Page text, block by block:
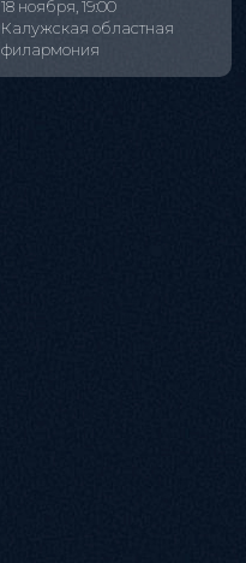
18 ноября, 19:00
Калужская областная
филармония